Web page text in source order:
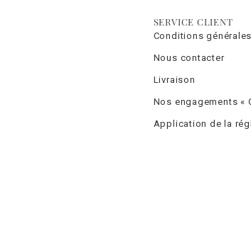
SERVICE CLIENT
Conditions
Nous contacter
Livraison
Nos engagements «
Application de la